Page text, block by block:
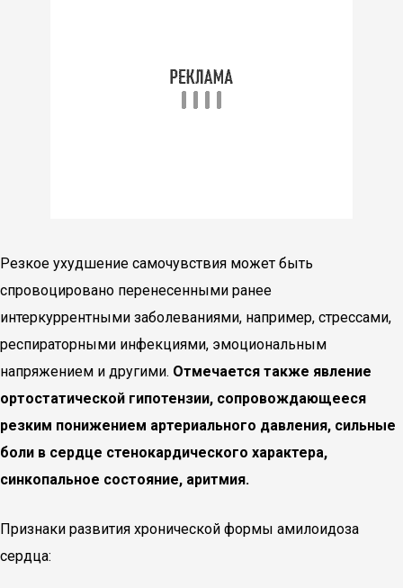
Резкое ухудшение самочувствия может быть
спровоцировано перенесенными ранее
интеркуррентными заболеваниями, например, стрессами,
респираторными инфекциями, эмоциональным
напряжением и другими. Отмечается также явление
ортостатической гипотензии, сопровождающееся
резким понижением артериального давления, сильные
боли в сердце стенокардического характера,
синкопальное состояние, аритмия.
Признаки развития хронической формы амилоидоза
сердца: